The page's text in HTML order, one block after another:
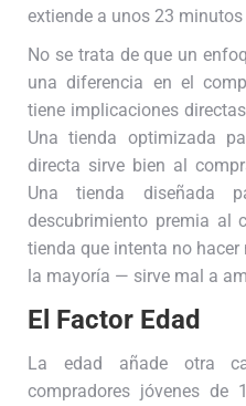
extiende a unos 23
No se trata de que un
una diferencia en el
tiene implicaciones
Una tienda optimizada
directa sirve bien al
Una tienda diseñada
descubrimiento premia al
tienda que intenta no
la mayoría — sirve mal a
El Factor Edad
La edad añade otra
compradores jóvenes de